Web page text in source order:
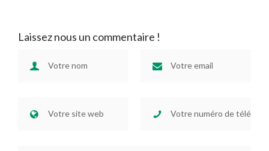
Laissez nous un commentaire !